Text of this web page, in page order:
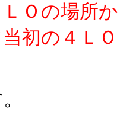
ＬＯの場所か
初の４ＬＯ